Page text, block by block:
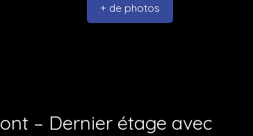
+ de photos
– Dernier étage avec